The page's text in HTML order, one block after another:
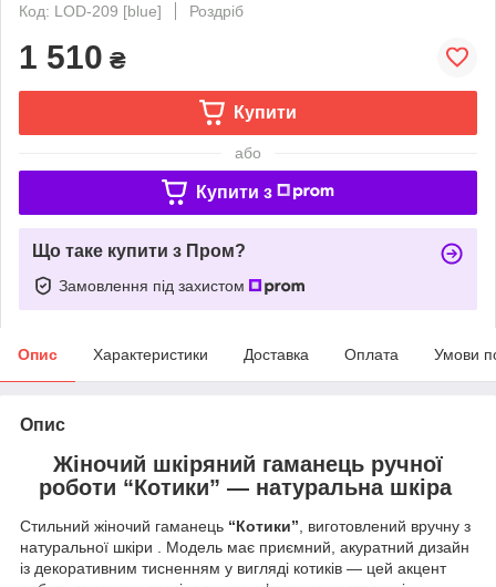
Код: LOD-209 [blue]
Роздріб
1 510 ₴
Купити
або
Купити з
Що таке купити з Пром?
Замовлення під захистом
Опис Характеристики Доставка Оплата Умови
Опис
Жіночий шкіряний гаманець ручної
роботи “Котики” — натуральна шкіра
Стильний жіночий гаманець “Котики”, виготовлений вручну з
натуральної шкіри . Модель має приємний, акуратний дизайн
із декоративним тисненням у вигляді котиків — цей акцент